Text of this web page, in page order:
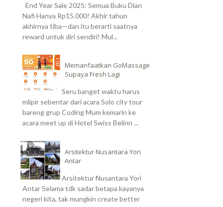
End Year Sale 2025: Semua Buku Dian
Nafi Hanya Rp15.000! Akhir tahun
akhirnya tiba—dan itu berarti saatnya
reward untuk diri sendiri! Mul...
Memanfaatkan GoMassage
Supaya Fresh Lagi
Seru banget waktu harus
mlipir sebentar dari acara Solo city tour
bareng grup Coding Mum kemarin ke
acara meet up di Hotel Swiss Belinn ...
Arsitektur Nusantara Yori
Antar
Arsitektur Nusantara Yori
Antar Selama tdk sadar betapa kayanya
negeri kita, tak mungkin create better